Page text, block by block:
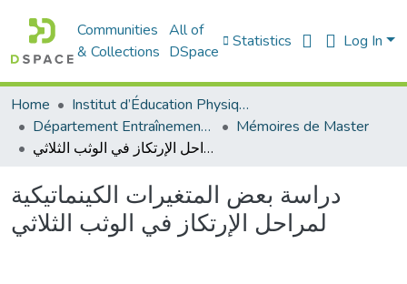
Communities
& Collections
All of
DSpace
Statistics Log In
Home
Institut d’Éducation Physique et Sportive
Département Entraînement Sportif (ES)
Mémoires de Master
دراسة بعض المتغيرات الكينماتيكية لمراحل الإرتكاز في الوثب الثلاثي
دراسة بعض المتغيرات الكينماتيكية
لمراحل الإرتكاز في الوثب الثلاثي